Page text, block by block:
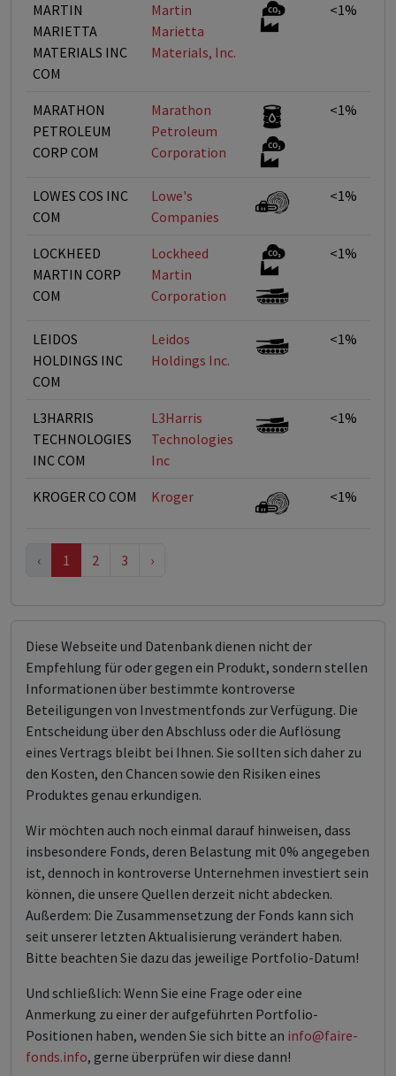
MARTIN
MARIETTA
MATERIALS INC
COM
Martin
Marietta
Materials, Inc.
<1%
MARATHON
PETROLEUM
CORP COM
Marathon
Petroleum
Corporation
<1%
LOWES COS INC
COM
Lowe's
Companies
<1%
LOCKHEED
MARTIN CORP
COM
Lockheed
Martin
Corporation
<1%
LEIDOS
HOLDINGS INC
COM
Leidos
Holdings Inc.
<1%
L3HARRIS
TECHNOLOGIES
INC COM
L3Harris
Technologies
Inc
<1%
KROGER CO COM Kroger <1%
‹ 1 2 3 ›
Diese Webseite und Datenbank dienen nicht der
Empfehlung für oder gegen ein Produkt, sondern stellen
Informationen über bestimmte kontroverse
Beteiligungen von Investmentfonds zur Verfügung. Die
Entscheidung über den Abschluss oder die Auflösung
eines Vertrags bleibt bei Ihnen. Sie sollten sich daher zu
den Kosten, den Chancen sowie den Risiken eines
Produktes genau erkundigen.
Wir möchten auch noch einmal darauf hinweisen, dass
insbesondere Fonds, deren Belastung mit 0% angegeben
ist, dennoch in kontroverse Unternehmen investiert sein
können, die unsere Quellen derzeit nicht abdecken.
Außerdem: Die Zusammensetzung der Fonds kann sich
seit unserer letzten Aktualisierung verändert haben.
Bitte beachten Sie dazu das jeweilige Portfolio-Datum!
Und schließlich: Wenn Sie eine Frage oder eine
Anmerkung zu einer der aufgeführten Portfolio-
Positionen haben, wenden Sie sich bitte an info@faire-
fonds.info, gerne überprüfen wir diese dann!